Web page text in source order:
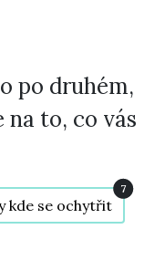
po druhém,
to, co vás
kde se ochytřit
7